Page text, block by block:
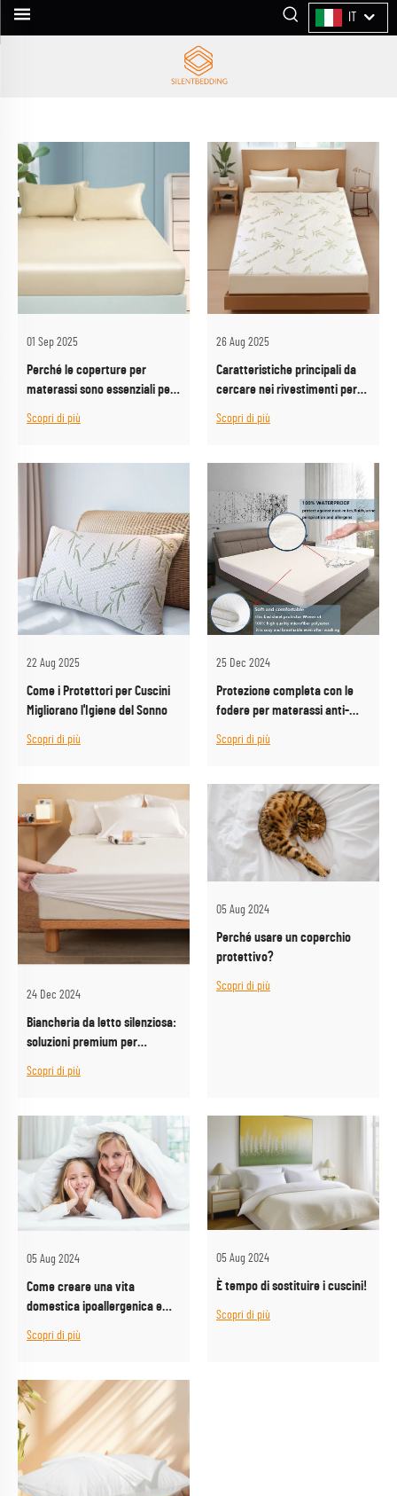
01 Sep 2025
Perché le coperture per
materassi sono essenziali per
Scopri di più
26 Aug 2025
Caratteristiche principali da
cercare nei rivestimenti per
Scopri di più
22 Aug 2025
Come i Protettori per Cuscini
Migliorano l'Igiene del Sonno
Scopri di più
25 Dec 2024
Protezione completa con le
fodere per materassi anti-
Scopri di più
24 Dec 2024
Biancheria da letto silenziosa:
soluzioni premium per
all'ingrosso
Scopri di più
05 Aug 2024
Perché usare un coperchio
protettivo?
Scopri di più
05 Aug 2024
Come creare una vita
domestica ipoallergenica e
Scopri di più
05 Aug 2024
È tempo di sostituire i cuscini!
Scopri di più